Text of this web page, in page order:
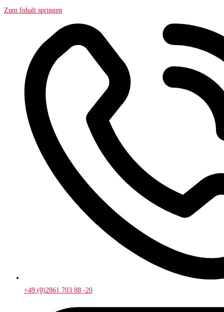
Zum Inhalt springen
+49 (0)2861 703 88 -20